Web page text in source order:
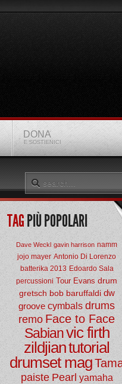
DONA
E SOSTIENICI
TAGPIÙ POPOLARI
Dave Weckl gavin harrison namm
jojo mayer Antonio Di Lorenzo
batterika 2013 Edoardo Sala
percussioni Tour Evans drum
gretsch bob baruffaldi dw
groove cymbals drums
remo Face to Face
Sabianvic firth
zildjiantutorial
drumset mag
paiste Pearl yamaha